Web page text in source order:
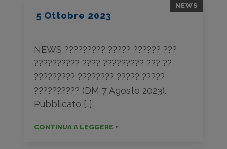
5 Ottobre 2023
NEWS
NEWS ????????? ????? ?????? ???
?????????? ???? ????????? ??? ??
????????? ???????? ????? ?????
?????????? (DM 7 Agosto 2023).
Pubblicato […]
CONTINUA A LEGGERE +